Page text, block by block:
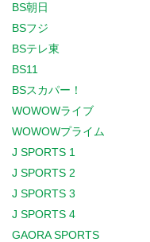
BS朝日
BSフジ
BSテレ東
BS11
BSスカパー！
WOWOWライブ
WOWOWプライム
J SPORTS 1
J SPORTS 2
J SPORTS 3
J SPORTS 4
GAORA SPORTS